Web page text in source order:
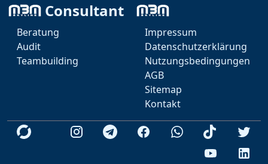
Marcel Weise - IT
Geschäftsführer | IT Consultant | IT Architekt
Consultant
Beratung
Audit
Teambuilding
Impressum
Datenschutzerklärung
Nutzungsbedingungen
AGB
Sitemap
Kontakt